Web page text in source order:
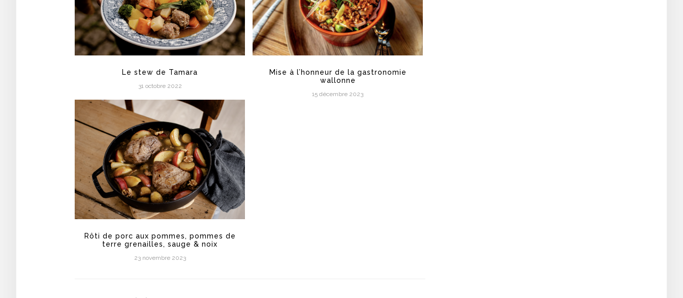
Le stew de Tamara
31 octobre 2022
Mise à l’honneur de la gastronomie
wallonne
15 décembre 2023
Rôti de porc aux pommes, pommes de
terre grenailles, sauge & noix
23 novembre 2023